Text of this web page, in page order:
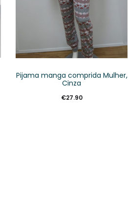
Pijama manga comprida Mulher,
Cinza
€27.90